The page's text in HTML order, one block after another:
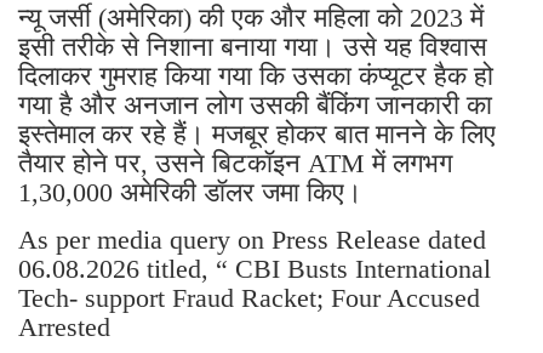
न्यू जर्सी (अमेरिका) की एक और महिला को 2023 में
इसी तरीके से निशाना बनाया गया। उसे यह विश्वास
दिलाकर गुमराह किया गया कि उसका कंप्यूटर हैक हो
गया है और अनजान लोग उसकी बैंकिंग जानकारी का
इस्तेमाल कर रहे हैं। मजबूर होकर बात मानने के लिए
तैयार होने पर, उसने बिटकॉइन ATM में लगभग
1,30,000 अमेरिकी डॉलर जमा किए।
As per media query on Press Release dated
06.08.2026 titled, “ CBI Busts International
Tech- support Fraud Racket; Four Accused
Arrested